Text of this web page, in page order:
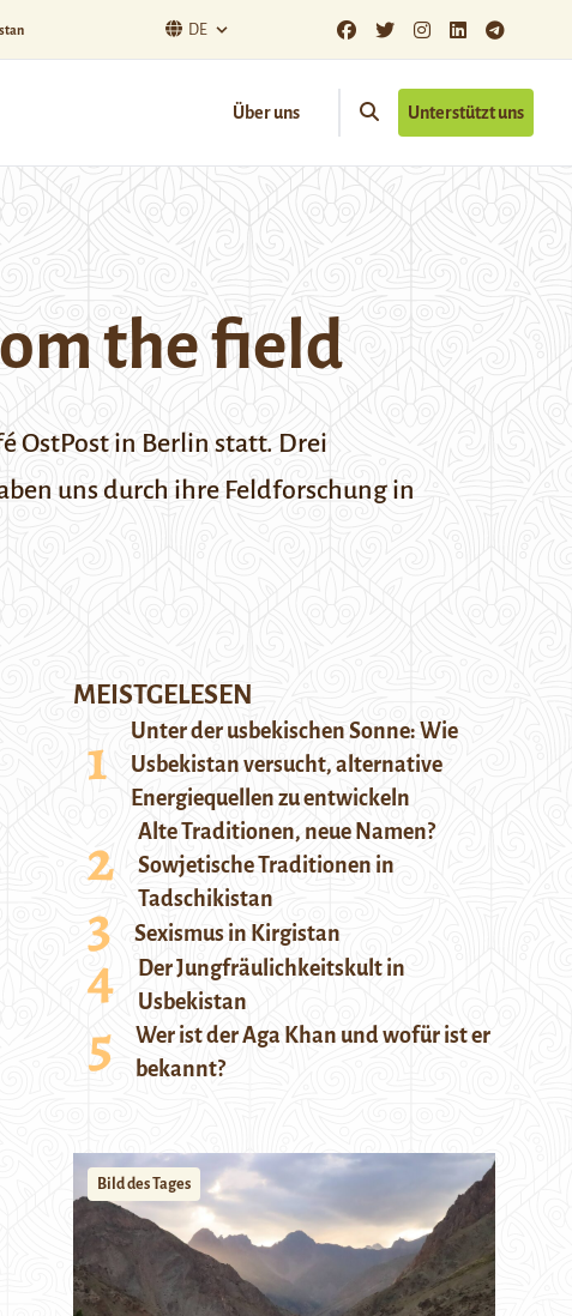
DE
Über uns Unterstützt uns
the field
OstPost in Berlin statt. Drei
uns durch ihre Feldforschung in
MEISTGELESEN
Unter der usbekischen Sonne: Wie
Usbekistan versucht, alternative
Energiequellen zu entwickeln
Alte Traditionen, neue Namen?
Sowjetische Traditionen in
Tadschikistan
Sexismus in Kirgistan
Der Jungfräulichkeitskult in
Usbekistan
Wer ist der Aga Khan und wofür ist er
bekannt?
Bild des Tages